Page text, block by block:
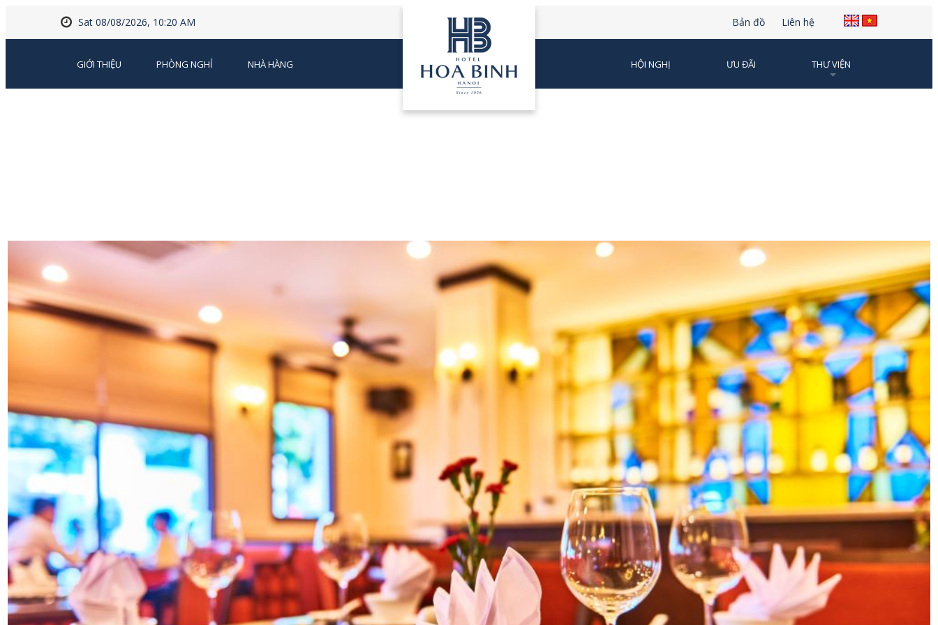
Sat 08/08/2026, 10:20 AM Bản đồ Liên hệ
GIỚI THIỆU PHÒNG NGHỈ NHÀ HÀNG HỘI NGHỊ ƯU ĐÃI THƯ VIỆN